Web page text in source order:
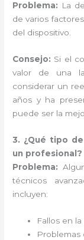
Problema: La
de varios
del dispositivo.
Consejo: Si el
valor de una
considerar un
años y ha
puede ser la
3. ¿Qué tipo
un profesional?
Problema:
técnicos
incluyen:
Fallos en la
Problemas